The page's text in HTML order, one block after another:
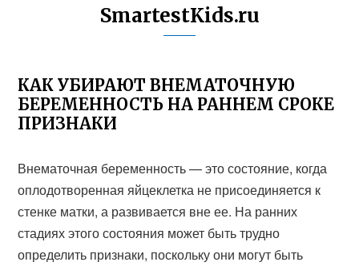
SmartestKids.ru
КАК УБИРАЮТ ВНЕМАТОЧНУЮ
БЕРЕМЕННОСТЬ НА РАННЕМ СРОКЕ
ПРИЗНАКИ
Внематочная беременность — это состояние, когда
оплодотворенная яйцеклетка не присоединяется к
стенке матки, а развивается вне ее. На ранних
стадиях этого состояния может быть трудно
определить признаки, поскольку они могут быть